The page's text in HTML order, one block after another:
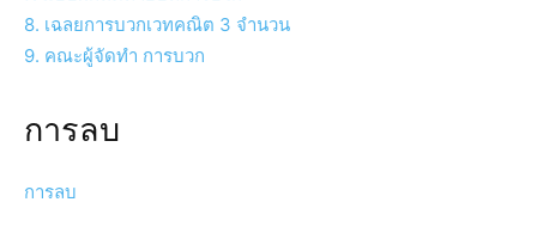
8. เฉลยการบวกเวทคณิต 3 จำนวน
9. คณะผู้จัดทำ การบวก
การลบ
การลบ